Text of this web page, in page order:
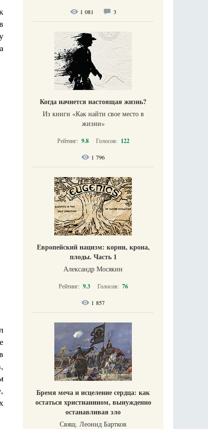
1 081 3
Когда начнется настоящая жизнь?
Из книги «Как найти свое место в
жизни​»
Рейтинг: 9.8 Голосов: 122
1 796
Европейский нацизм: корни, крона,
плоды. Часть 1
Александр Мосякин
Рейтинг: 9.3 Голосов: 76
1 857
Бремя меча и исцеление сердца: как
остаться христианином, вынужденно
останавливая зло
Свящ. Леонид Бартков